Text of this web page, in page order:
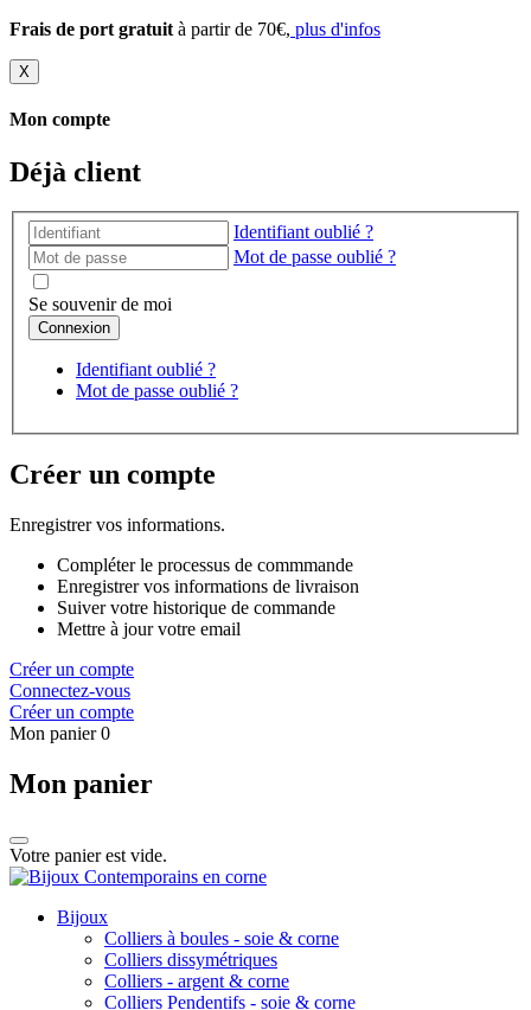
Frais de port gratuit à partir de 70€, plus d'infos
X
Mon compte
Déjà client
Identifiant oublié ?
Mot de passe oublié ?
Se souvenir de moi
Identifiant oublié ?
Mot de passe oublié ?
Créer un compte
Enregistrer vos informations.
Compléter le processus de commmande
Enregistrer vos informations de livraison
Suiver votre historique de commande
Mettre à jour votre email
Créer un compte
Connectez-vous
Créer un compte
Mon panier 0
Mon panier
Votre panier est vide.
Bijoux
Colliers à boules - soie & corne
Colliers dissymétriques
Colliers - argent & corne
Colliers Pendentifs - soie & corne